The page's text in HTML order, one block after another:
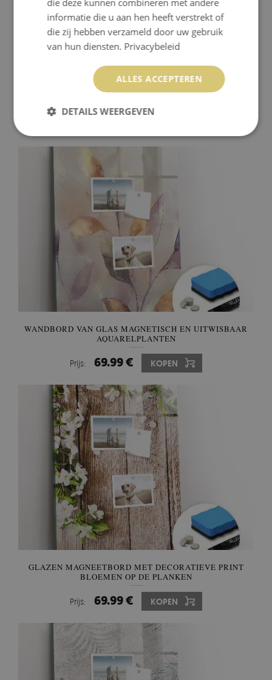
MAGNETISCH MEMOBORD VAN GLAS VOOR AAN DE
WANDBORD VAN GLAS MAGNETISCH EN UITWISBAAR
AQUARELPLANTEN
Prijs: 69.99 € KOPEN
GLAZEN MAGNEETBORD MET DECORATIEVE PRINT
BLOEMEN OP DE PLANKEN
Prijs: 69.99 € KOPEN
die deze kunnen combineren met andere
informatie die u aan hen heeft verstrekt of
die zij hebben verzameld door uw gebruik
van hun diensten. Privacybeleid
ALLES ACCEPTEREN
DETAILS WEERGEVEN